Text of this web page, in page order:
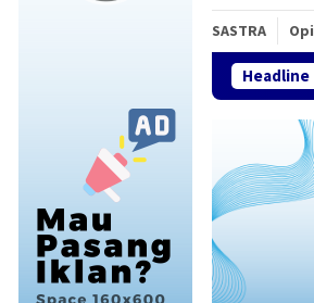
SASTRA
Headline
Dinas